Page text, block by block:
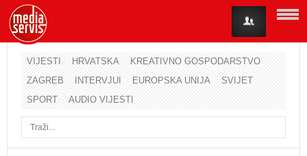
VIJESTI HRVATSKA
KREATIVNO GOSPODARSTVO
ZAGREB
INTERVJUI EUROPSKA UNIJA
SVIJET
SPORT
AUDIO VIJESTI
Korisničko ime
Lozinka